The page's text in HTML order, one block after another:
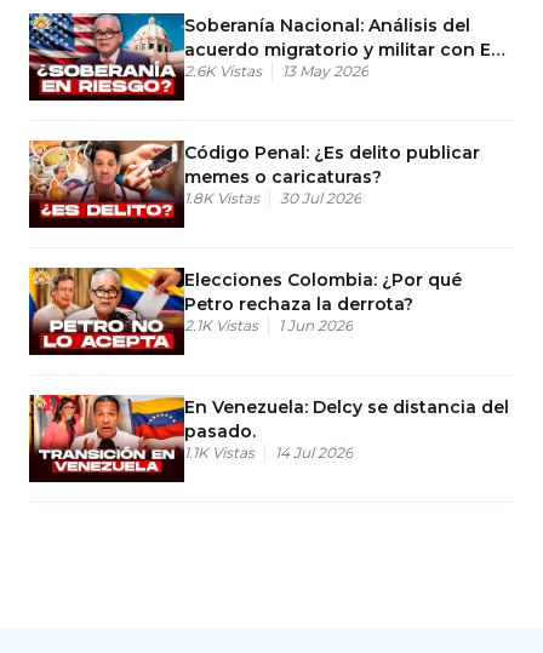
Soberanía Nacional: Análisis del
acuerdo migratorio y militar con EE.
UU.
2.6K Vistas 13 May 2026
Código Penal: ¿Es delito publicar
memes o caricaturas?
1.8K Vistas 30 Jul 2026
Elecciones Colombia: ¿Por qué
Petro rechaza la derrota?
2.1K Vistas 1 Jun 2026
En Venezuela: Delcy se distancia del
pasado.
1.1K Vistas 14 Jul 2026